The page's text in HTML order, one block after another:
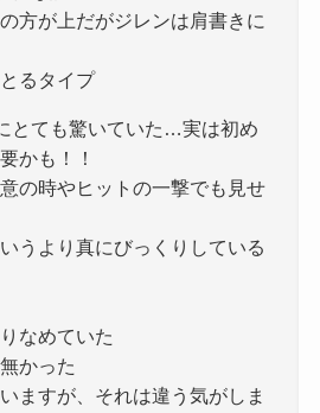
方が上だがジレンは肩書きに
るタイプ
とても驚いていた…実は初め
かも！！
の時やヒットの一撃でも見せ
うより真にびっくりしている
なめていた
かった
ますが、それは違う気がしま